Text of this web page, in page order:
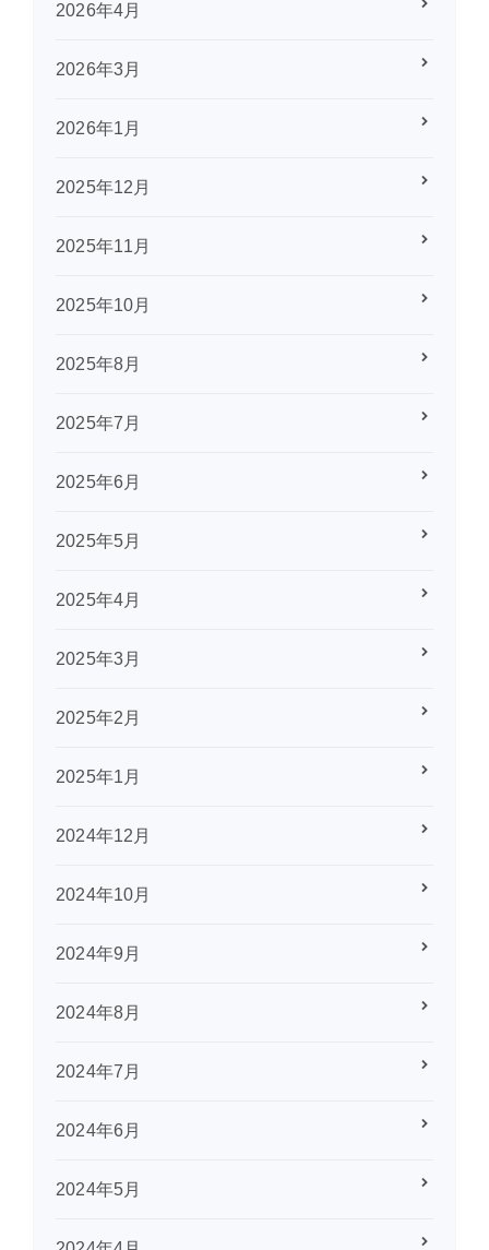
2026年4月
2026年3月
2026年1月
2025年12月
2025年11月
2025年10月
2025年8月
2025年7月
2025年6月
2025年5月
2025年4月
2025年3月
2025年2月
2025年1月
2024年12月
2024年10月
2024年9月
2024年8月
2024年7月
2024年6月
2024年5月